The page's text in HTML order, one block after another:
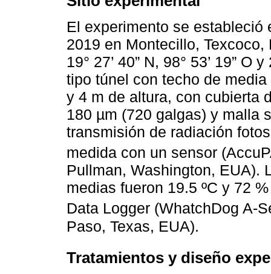
El experimento se estableció
2019 en Montecillo,
19° 27’ 40” N, 98° 53’ 19”
tipo túnel con techo de
y 4 m de altura, con cubierta
180 µm (720 galgas) y malla
transmisión de radiación
medida con un sensor
Pullman, Washington, EUA).
medias fueron 19.5 ºC y 72
Data Logger (WhatchDog A-
Paso, Texas, EUA).
Tratamientos y diseño